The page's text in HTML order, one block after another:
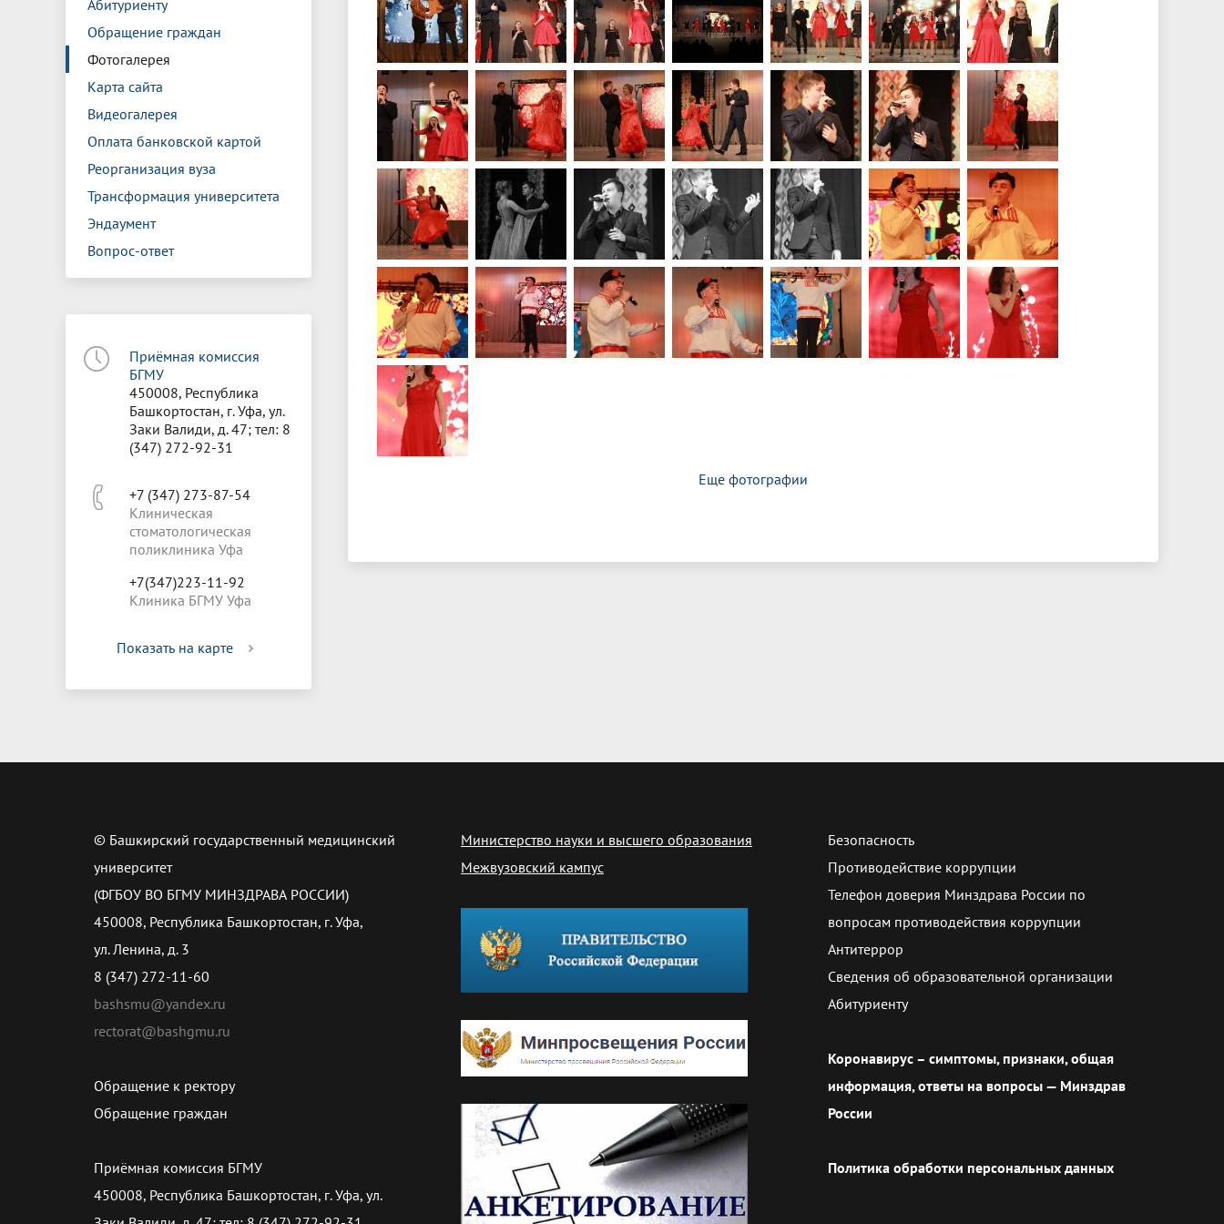
Абитуриенту
Обращение граждан
Фотогалерея
Карта сайта
Видеогалерея
Оплата банковской картой
Реорганизация вуза
Трансформация университета
Эндаумент
Вопрос-ответ
Приёмная комиссия
БГМУ
450008, Республика
Башкортостан, г. Уфа, ул.
Заки Валиди, д. 47; тел: 8
(347) 272-92-31
+7 (347) 273-87-54
Клиническая
стоматологическая
поликлиника Уфа
+7(347)223-11-92
Клиника БГМУ Уфа
Показать на карте
Еще фотографии
© Башкирский государственный медицинский
университет
(ФГБОУ ВО БГМУ МИНЗДРАВА РОССИИ)
450008, Республика Башкортостан, г. Уфа,
ул. Ленина, д. 3
8 (347) 272-11-60
bashsmu@yandex.ru
rectorat@bashgmu.ru
Обращение к ректору
Обращение граждан
Приёмная комиссия БГМУ
450008, Республика Башкортостан, г. Уфа, ул.
Министерство науки и высшего образования
Межвузовский кампус
Безопасность
Противодействие коррупции
Телефон доверия Минздрава России по
вопросам противодействия коррупции
Антитеррор
Сведения об образовательной организации
Абитуриенту
Коронавирус – симптомы, признаки, общая
информация, ответы на вопросы — Минздрав
России
Политика обработки персональных данных